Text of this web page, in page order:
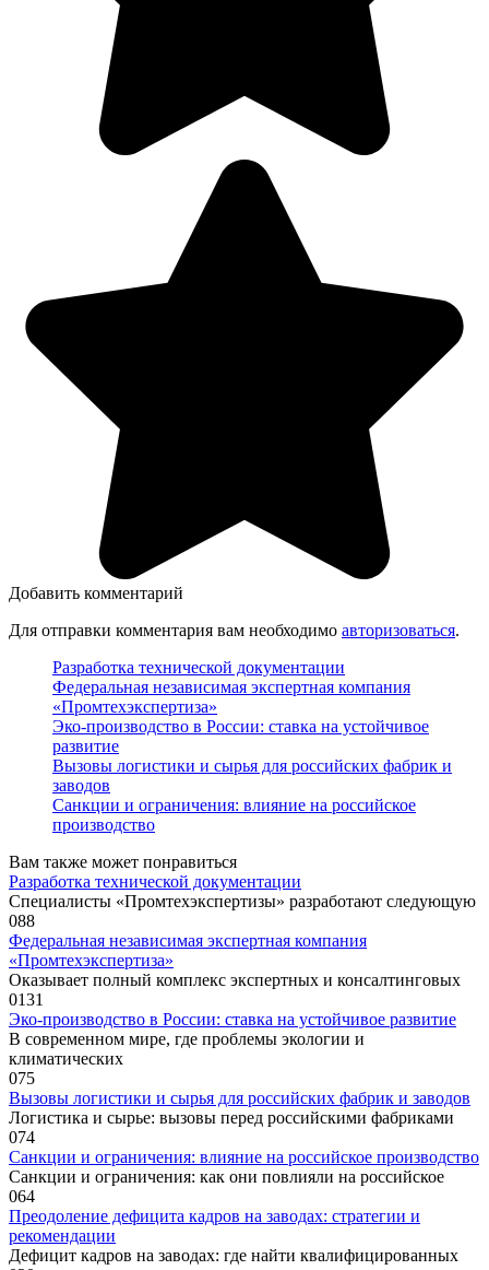
Добавить комментарий
Для отправки комментария вам необходимо авторизоваться.
Разработка технической документации
Федеральная независимая экспертная компания
«Промтехэкспертиза»
Эко-производство в России: ставка на устойчивое
развитие
Вызовы логистики и сырья для российских фабрик и
заводов
Санкции и ограничения: влияние на российское
производство
Вам также может понравиться
Разработка технической документации
Специалисты «Промтехэкспертизы» разработают следующую
088
Федеральная независимая экспертная компания
«Промтехэкспертиза»
Оказывает полный комплекс экспертных и консалтинговых
0131
Эко-производство в России: ставка на устойчивое развитие
В современном мире, где проблемы экологии и
климатических
075
Вызовы логистики и сырья для российских фабрик и заводов
Логистика и сырье: вызовы перед российскими фабриками
074
Санкции и ограничения: влияние на российское производство
Санкции и ограничения: как они повлияли на российское
064
Преодоление дефицита кадров на заводах: стратегии и
рекомендации
Дефицит кадров на заводах: где найти квалифицированных